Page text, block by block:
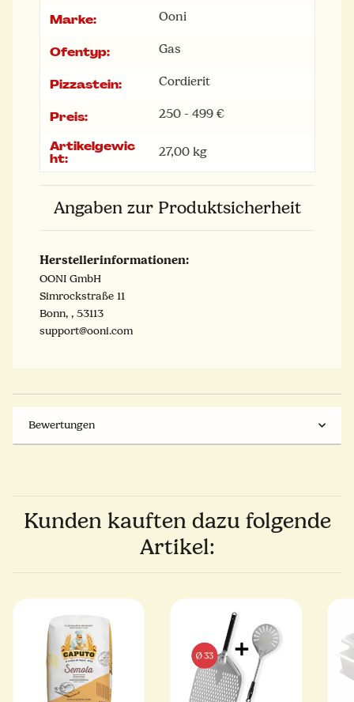
Marke: Ooni
Ofentyp: Gas
Pizzastein: Cordierit
Preis: 250 - 499 €
Artikelgewic
ht:
27,00 kg
Angaben zur Produktsicherheit
Herstellerinformationen:
OONI GmbH
Simrockstraße 11
Bonn, , 53113
support@ooni.com
Bewertungen
Kunden kauften dazu folgende
Artikel: